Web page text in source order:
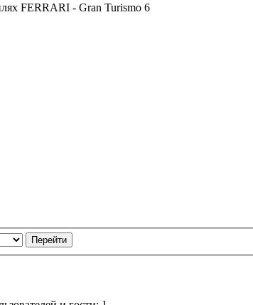
FERRARI - Gran Turismo 6